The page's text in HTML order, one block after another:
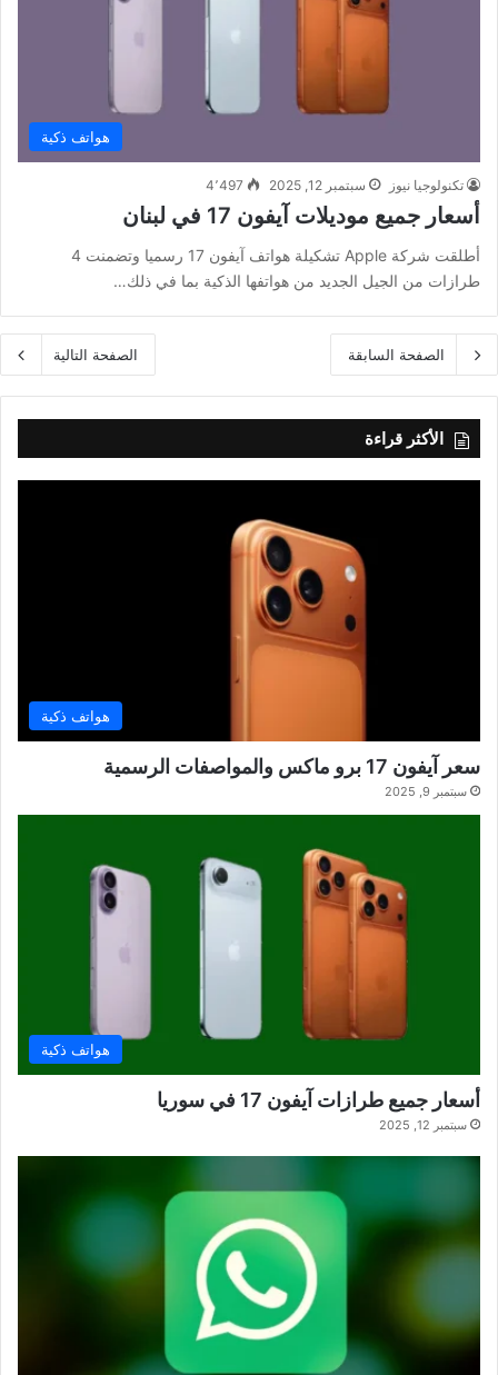
هواتف ذكية
تكنولوجيا نيوز سبتمبر 12, 2025 4٬497
أسعار جميع موديلات آيفون 17 في لبنان
أطلقت شركة Apple تشكيلة هواتف آيفون 17 رسميا وتضمنت 4
طرازات من الجيل الجديد من هواتفها الذكية بما في ذلك…
الصفحة السابقة الصفحة التالية
الأكثر قراءة
هواتف ذكية
سعر آيفون 17 برو ماكس والمواصفات الرسمية
سبتمبر 9, 2025
هواتف ذكية
أسعار جميع طرازات آيفون 17 في سوريا
سبتمبر 12, 2025